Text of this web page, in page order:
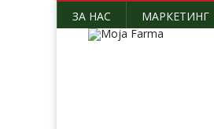
ЗА НАС МАРКЕТИНГ